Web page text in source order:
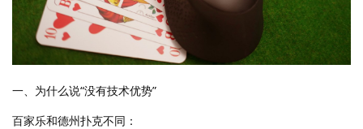
一、为什么说“没有技术优势”
百家乐和德州扑克不同：